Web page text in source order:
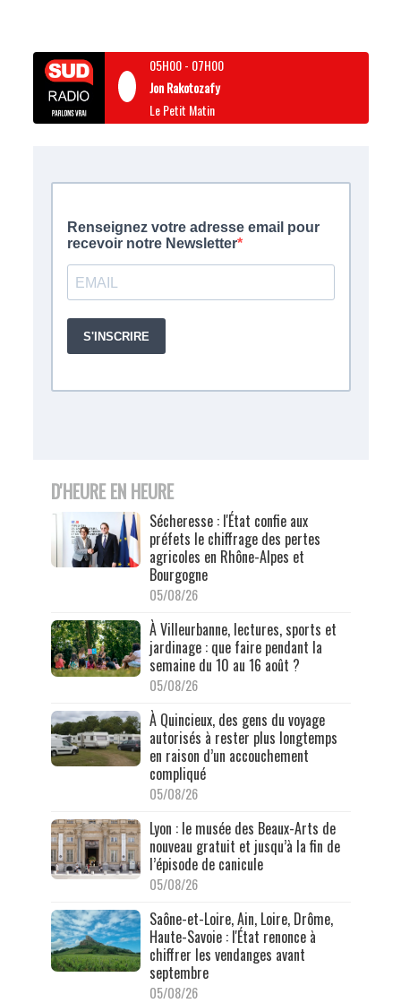
05H00- 07H00
Jon Rakotozafy
Le Petit Matin
D'HEURE EN HEURE
Sécheresse : l'État confie aux
préfets le chiffrage des pertes
agricoles en Rhône-Alpes et
Bourgogne
05/08/26
À Villeurbanne, lectures, sports et
jardinage : que faire pendant la
semaine du 10 au 16 août ?
05/08/26
À Quincieux, des gens du voyage
autorisés à rester plus longtemps
en raison d’un accouchement
compliqué
05/08/26
Lyon : le musée des Beaux-Arts de
nouveau gratuit et jusqu’à la fin de
l’épisode de canicule
05/08/26
Saône-et-Loire, Ain, Loire, Drôme,
Haute-Savoie : l'État renonce à
chiffrer les vendanges avant
septembre
05/08/26